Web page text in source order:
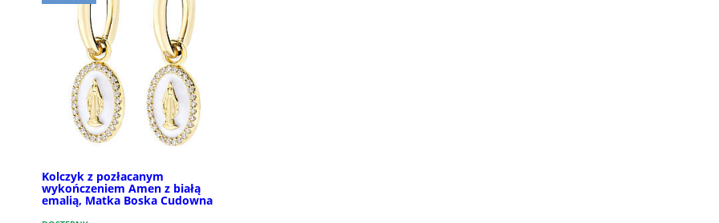
Kolczyk z pozłacanym
wykończeniem Amen z białą
emalią, Matka Boska Cudowna